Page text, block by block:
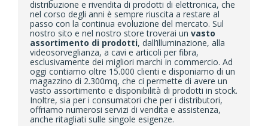
distribuzione e rivendita di prodotti di elettronica, che
nel corso degli anni è sempre riuscita a restare al
passo con la continua evoluzione del mercato. Sul
nostro sito e nel nostro store troverai unvasto
assortimento di prodotti, dall’illuminazione, alla
videosorveglianza, a cavi e articoli per fibra,
esclusivamente dei migliori marchi in commercio. Ad
oggi contiamo oltre 15.000 clienti e disponiamo di un
magazzino di 2.300mq, che ci permette di avere un
vasto assortimento e disponibilità di prodotti in stock.
Inoltre, sia per i consumatori che per i distributori,
offriamo numerosi servizi di vendita e assistenza,
anche ritagliati sulle singole esigenze.